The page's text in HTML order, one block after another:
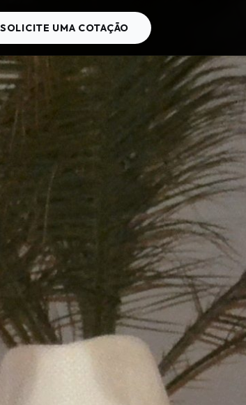
SOLICITE UMA COTAÇÃO